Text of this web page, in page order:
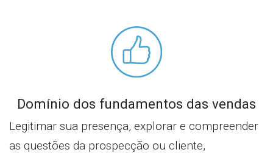
Domínio dos fundamentos das vendas
Legitimar sua presença, explorar e compreender
as questões da prospecção ou cliente,